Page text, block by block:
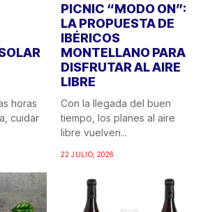
horas
cuidar
PICNIC “MODO ON”:
LA PROPUESTA DE
IBÉRICOS
MONTELLANO PARA
DISFRUTAR AL AIRE
LIBRE
Con la llegada del buen
tiempo, los planes al aire
libre vuelven...
22 JULIO, 2026